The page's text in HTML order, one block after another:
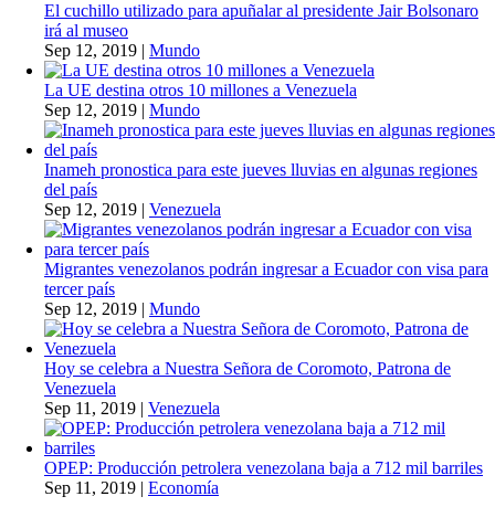
El cuchillo utilizado para apuñalar al presidente Jair Bolsonaro
irá al museo
Sep 12, 2019 | Mundo
La UE destina otros 10 millones a Venezuela
Sep 12, 2019 | Mundo
Inameh pronostica para este jueves lluvias en algunas regiones
del país
Sep 12, 2019 | Venezuela
Migrantes venezolanos podrán ingresar a Ecuador con visa para
tercer país
Sep 12, 2019 | Mundo
Hoy se celebra a Nuestra Señora de Coromoto, Patrona de
Venezuela
Sep 11, 2019 | Venezuela
OPEP: Producción petrolera venezolana baja a 712 mil barriles
Sep 11, 2019 | Economía